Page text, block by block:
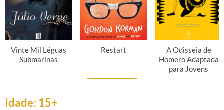
Vinte Mil Léguas
Submarinas
Restart
A Odisseia de
Homero Adaptada
para Jovens
Idade: 15+